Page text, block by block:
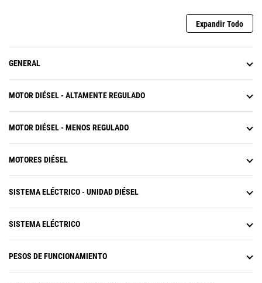
Expandir Todo
GENERAL
MOTOR DIÉSEL - ALTAMENTE REGULADO
MOTOR DIÉSEL - MENOS REGULADO
MOTORES DIÉSEL
SISTEMA ELÉCTRICO - UNIDAD DIÉSEL
SISTEMA ELÉCTRICO
PESOS DE FUNCIONAMIENTO